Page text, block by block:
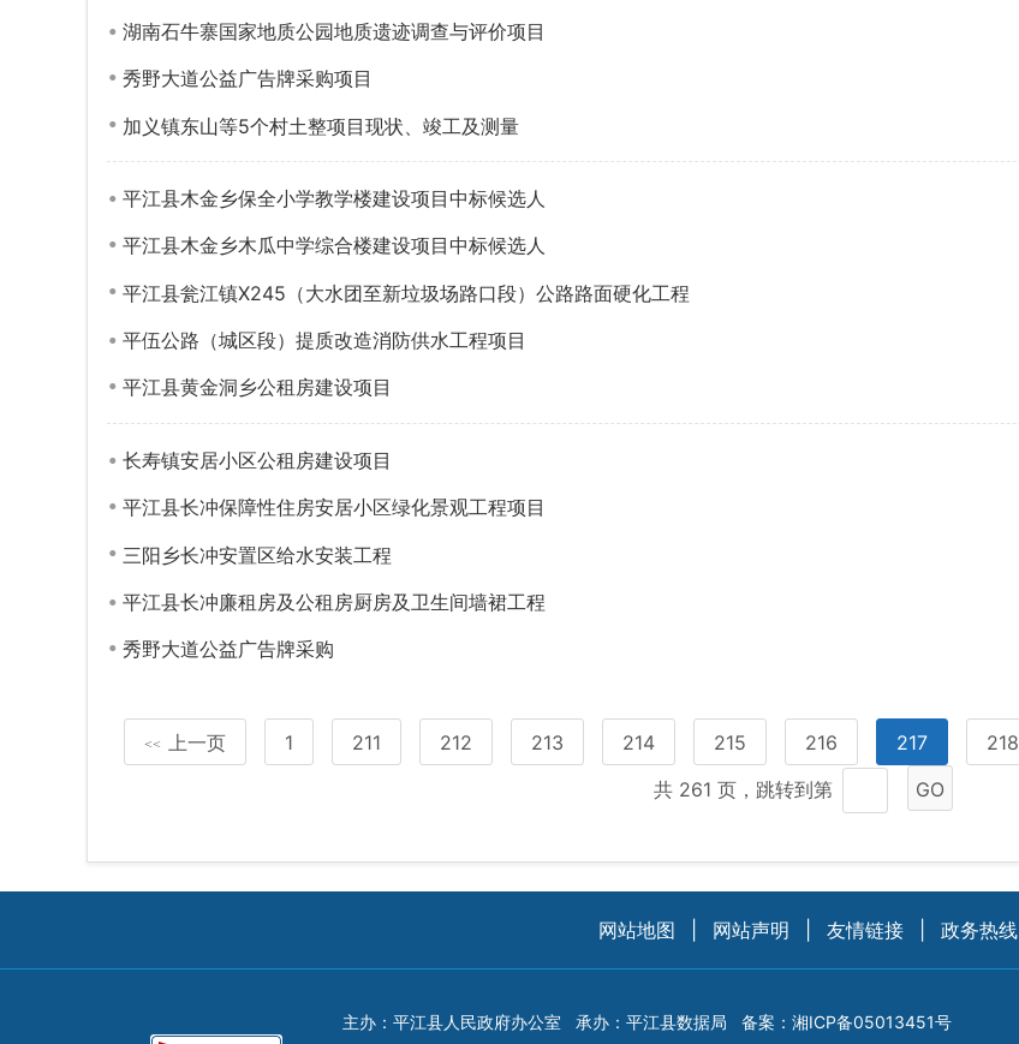
湖南石牛寨国家地质公园地质遗迹调查与评价项目
秀野大道公益广告牌采购项目
加义镇东山等5个村土整项目现状、竣工及测量
平江县木金乡保全小学教学楼建设项目中标候选人
平江县木金乡木瓜中学综合楼建设项目中标候选人
平江县瓮江镇X245（大水团至新垃圾场路口段）公路路面硬化工程
平伍公路（城区段）提质改造消防供水工程项目
平江县黄金洞乡公租房建设项目
长寿镇安居小区公租房建设项目
平江县长冲保障性住房安居小区绿化景观工程项目
三阳乡长冲安置区给水安装工程
平江县长冲廉租房及公租房厨房及卫生间墙裙工程
秀野大道公益广告牌采购
<< 上一页 1 211 212 213 214 215 216 217 218
共 261 页，跳转到第 GO
网站地图 网站声明 友情链接 政务热线
主办：平江县人民政府办公室 承办：平江县数据局 备案： 湘ICP备05013451号